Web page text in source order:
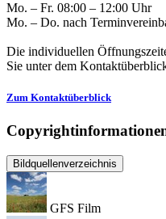
Mo. – Fr. 08:00 – 12:00 Uhr
Mo. – Do. nach
Die individuellen
Sie unter dem
Zum Kontaktüberblick
Bildquellenverzeichnis
GFS Film